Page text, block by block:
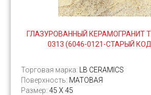
ГЛАЗУРОВАННЫЙ КЕРАМОГРАНИТ
0313 (6046-0121-СТАРЫЙ
Торговая марка:
LB CERAMICS
Поверхность: МАТОВАЯ
Размер: 45 Х 45